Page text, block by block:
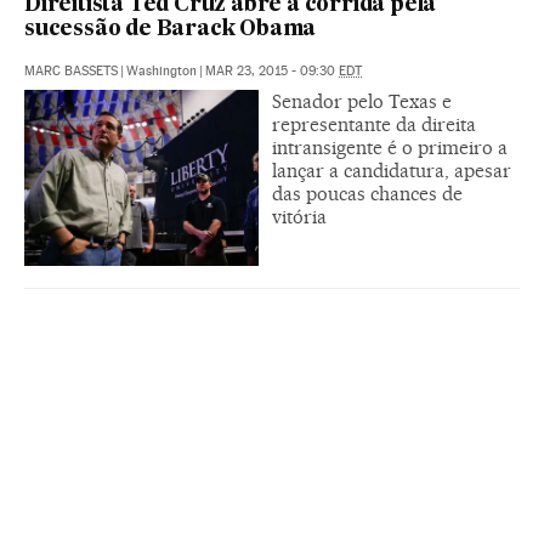
Direitista Ted Cruz abre a corrida pela
sucessão de Barack Obama
MARC BASSETS | Washington | MAR 23, 2015 - 09:30 EDT
Senador pelo Texas e
representante da direita
intransigente é o primeiro a
lançar a candidatura, apesar
das poucas chances de
vitória